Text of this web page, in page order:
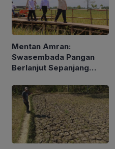
Mentan Amran:
Swasembada Pangan
Berlanjut Sepanjang